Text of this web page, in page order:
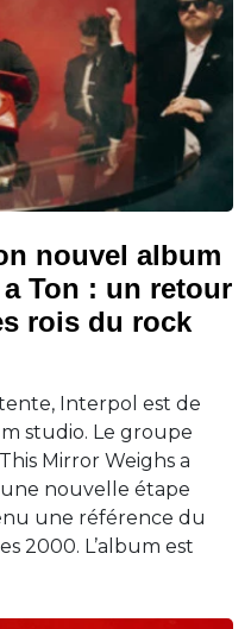
nouvel album
Ton : un retour
rois du rock
Interpol est de
studio. Le groupe
Mirror Weighs a
nouvelle étape
une référence du
2000. L’album est